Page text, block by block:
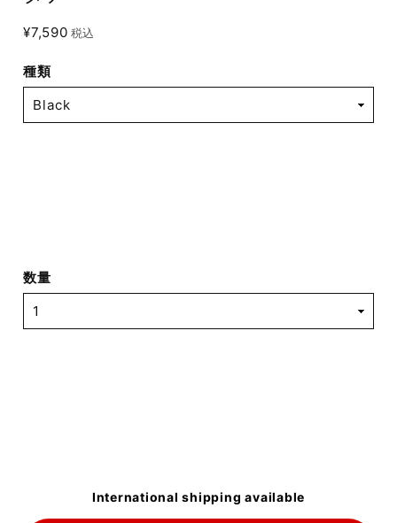
¥7,590 税込
種類
数量
International shipping available